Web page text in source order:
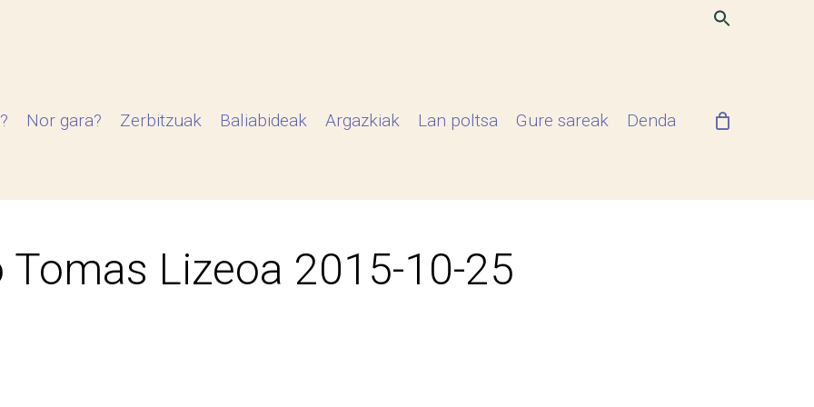
Nor gara? Zerbitzuak Baliabideak Argazkiak Lan poltsa Gure sareak Denda
Tomas Lizeoa 2015-10-25